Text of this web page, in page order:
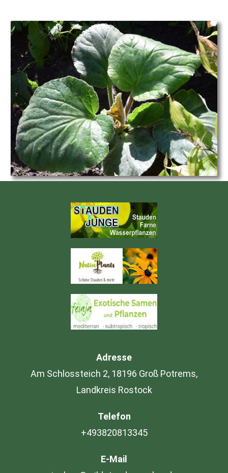
Adresse
Am Schlossteich 2, 18196 Groß Potrems,
Landkreis Rostock
Telefon
+493820813345
E-Mail